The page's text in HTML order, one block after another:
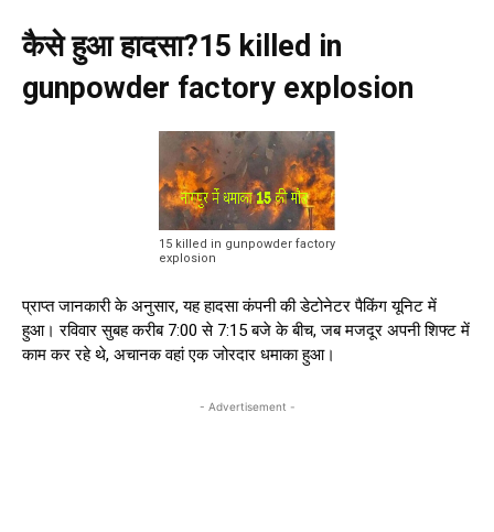
कैसे हुआ हादसा?15 killed in
gunpowder factory explosion
15 killed in gunpowder factory
explosion
प्राप्त जानकारी के अनुसार, यह हादसा कंपनी की डेटोनेटर पैकिंग यूनिट में
हुआ। रविवार सुबह करीब 7:00 से 7:15 बजे के बीच, जब मजदूर अपनी शिफ्ट में
काम कर रहे थे, अचानक वहां एक जोरदार धमाका हुआ।
- Advertisement -